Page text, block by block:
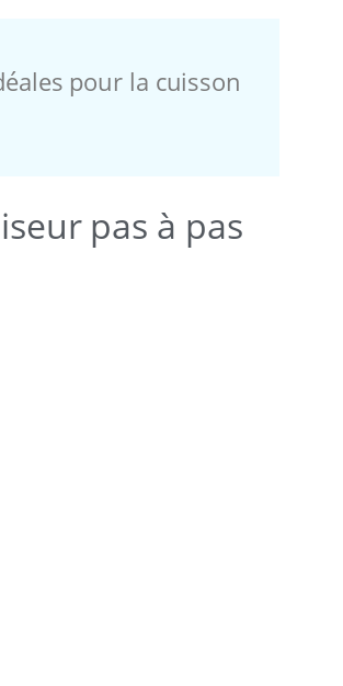
pour la cuisson
pas à pas